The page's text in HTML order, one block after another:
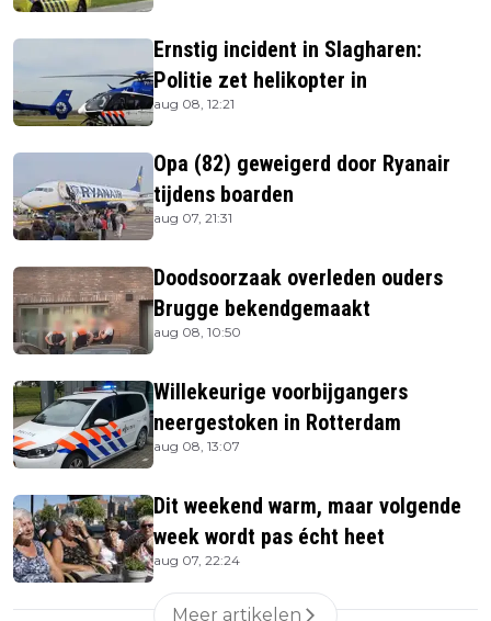
Ernstig incident in Slagharen:
Politie zet helikopter in
aug 08, 12:21
Opa (82) geweigerd door Ryanair
tijdens boarden
aug 07, 21:31
Doodsoorzaak overleden ouders
Brugge bekendgemaakt
aug 08, 10:50
Willekeurige voorbijgangers
neergestoken in Rotterdam
aug 08, 13:07
Dit weekend warm, maar volgende
week wordt pas écht heet
aug 07, 22:24
Meer artikelen